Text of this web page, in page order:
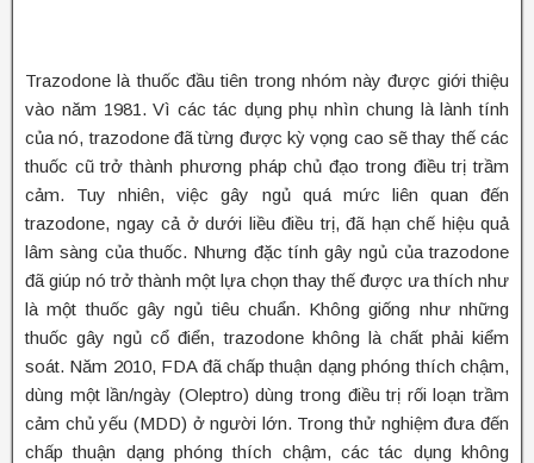
Trazodone là thuốc đầu tiên trong nhóm này được giới thiệu
vào năm 1981. Vì các tác dụng phụ nhìn chung là lành tính
của nó, trazodone đã từng được kỳ vọng cao sẽ thay thế các
thuốc cũ trở thành phương pháp chủ đạo trong điều trị trầm
cảm. Tuy nhiên, việc gây ngủ quá mức liên quan đến
trazodone, ngay cả ở dưới liều điều trị, đã hạn chế hiệu quả
lâm sàng của thuốc. Nhưng đặc tính gây ngủ của trazodone
đã giúp nó trở thành một lựa chọn thay thế được ưa thích như
là một thuốc gây ngủ tiêu chuẩn. Không giống như những
thuốc gây ngủ cổ điển, trazodone không là chất phải kiểm
soát. Năm 2010, FDA đã chấp thuận dạng phóng thích chậm,
dùng một lần/ngày (Oleptro) dùng trong điều trị rối loạn trầm
cảm chủ yếu (MDD) ở người lớn. Trong thử nghiệm đưa đến
chấp thuận dạng phóng thích chậm, các tác dụng không